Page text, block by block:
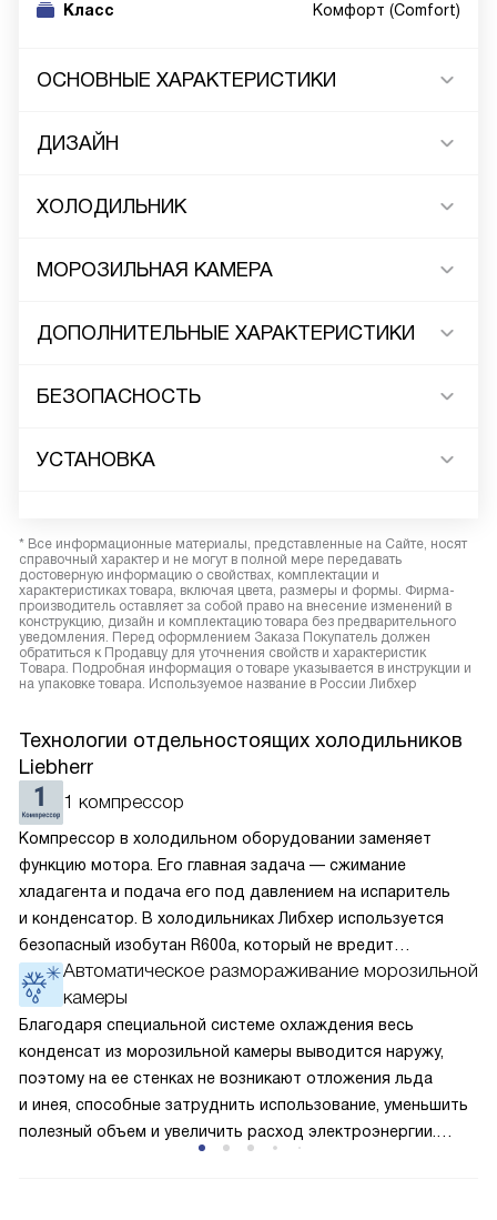
Класс Комфорт (Comfort)
ОСНОВНЫЕ ХАРАКТЕРИСТИКИ
ДИЗАЙН
ХОЛОДИЛЬНИК
МОРОЗИЛЬНАЯ КАМЕРА
ДОПОЛНИТЕЛЬНЫЕ ХАРАКТЕРИСТИКИ
БЕЗОПАСНОСТЬ
УСТАНОВКА
* Все информационные материалы, представленные на Сайте, носят
справочный характер и не могут в полной мере передавать
достоверную информацию о свойствах, комплектации и
характеристиках товара, включая цвета, размеры и формы. Фирма-
производитель оставляет за собой право на внесение изменений в
конструкцию, дизайн и комплектацию товара без предварительного
уведомления. Перед оформлением Заказа Покупатель должен
обратиться к Продавцу для уточнения свойств и характеристик
Товара. Подробная информация о товаре указывается в инструкции и
на упаковке товара. Используемое название в России Либхер
Технологии отдельностоящих холодильников
Liebherr
1 компрессор
Компрессор в холодильном оборудовании заменяет
функцию мотора. Его главная задача — сжимание
хладагента и подача его под давлением на испаритель
и конденсатор. В холодильниках Либхер используется
безопасный изобутан R600a, который не вредит
окружающей среде. Компрессор перегоняет его
по охладительному контуру по принципу насоса. Чем
лучше работает «мотор» прибора, тем качественнее
и быстрее происходит охлаждение, затрачивается
меньше электроэнергии.
Автоматическое размораживание морозильной
камеры
Благодаря специальной системе охлаждения весь
конденсат из морозильной камеры выводится наружу,
поэтому на ее стенках не возникают отложения льда
и инея, способные затруднить использование, уменьшить
полезный объем и увеличить расход электроэнергии.